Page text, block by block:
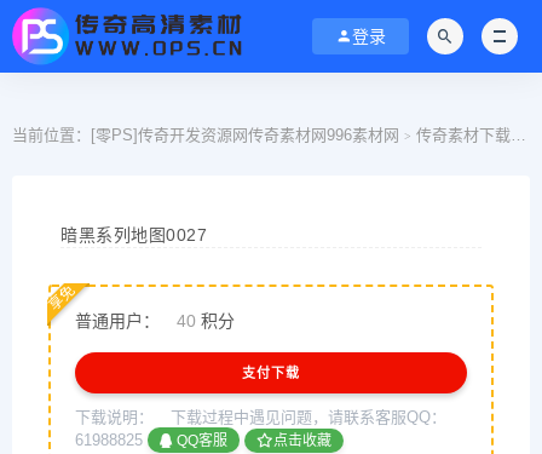
登录
当前位置： [零PS]传奇开发资源网传奇素材网996素材网 > 传奇素材下载
暗黑系列地图0027
普通用户： 40 积分
享免
支付下载
下载说明：
下载过程中遇见问题，请联系客服QQ：
61988825
QQ客服 点击收藏